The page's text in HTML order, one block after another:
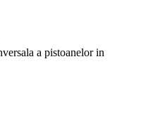
a pistoanelor in